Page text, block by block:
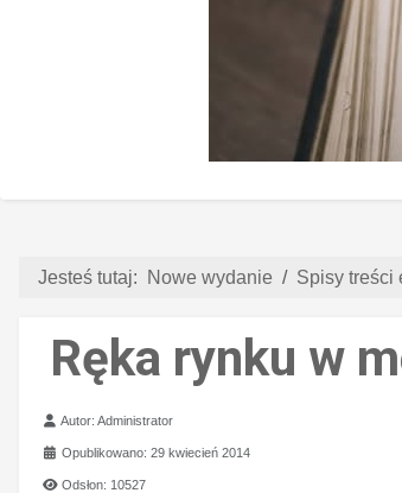
Jesteś tutaj: Nowe wydanie Spisy treści
Ręka rynku w
Szczegóły
Autor:Administrator
Opublikowano: 29 kwiecień 2014
Odsłon: 10527